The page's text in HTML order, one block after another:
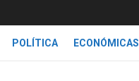
POLÍTICA ECONÓMICAS